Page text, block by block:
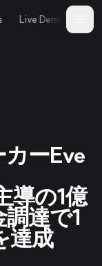
Live Demo
ーEve
導の1億
達で1
達成